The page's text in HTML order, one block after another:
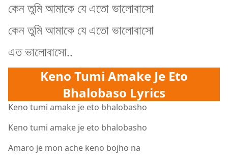
কেন তুমি আমাকে যে এতো ভালোবাসো
কেন তুমি আমাকে যে এতো ভালোবাসো
এত ভালোবাসো..
Keno Tumi Amake Je Eto
Bhalobaso Lyrics
Keno tumi amake je eto bhalobasho
Keno tumi amake je eto bhalobasho
Amaro je mon ache keno bojho na